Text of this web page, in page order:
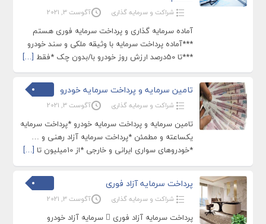
شراکت و سرمایه گذاری آگوست 3, 2021
آماده سرمایه گذاری و پرداخت سرمایه فوری هستم
***آماده پرداخت سرمایه با وثیقه ملکی و سند خودرو
***تا 50درصد ارزش روز خودرو با/بدون چک *فقط
[…]
تامین سرمایه و پرداخت سرمایه خودرو
شراکت و سرمایه گذاری آگوست 3, 2021
تامین سرمایه و پرداخت سرمایه خودرو *پرداخت سرمایه
یکساعته و مطمئن *پرداخت سرمایه آزاد رهنی و …
*خودروهای سواری ایرانی و خارجی *از 10میلیون تا
[…]
پرداخت سرمایه آزاد فورى
شراکت و سرمایه گذاری آگوست 3, 2021
پرداخت سرمایه آزاد فورى  سرمایه آزاد خودرو